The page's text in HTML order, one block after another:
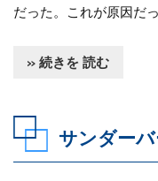
だった。これが原因だっ
» 続きを 読む
サンダー